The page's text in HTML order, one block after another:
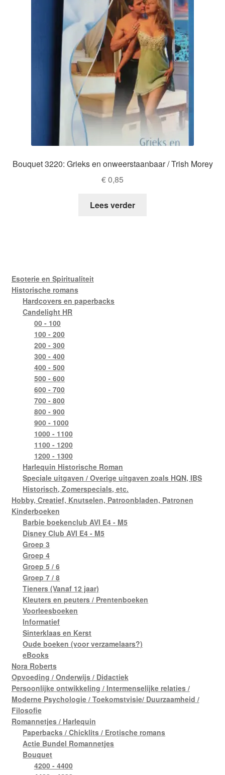
Bouquet 3220: Grieks en onweerstaanbaar / Trish Morey
€0,85
Lees verder
Esoterie en Spiritualiteit
Historische romans
Hardcovers en paperbacks
Candelight HR
00 - 100
100 - 200
200 - 300
300 - 400
400 - 500
500 - 600
600 - 700
700 - 800
800 - 900
900 - 1000
1000 - 1100
1100 - 1200
1200 - 1300
Harlequin Historische Roman
Speciale uitgaven / Overige uitgaven zoals HQN, IBS
Historisch, Zomerspecials, etc.
Hobby, Creatief, Knutselen, Patroonbladen, Patronen
Kinderboeken
Barbie boekenclub AVI E4 - M5
Disney Club AVI E4 - M5
Groep 3
Groep 4
Groep 5 / 6
Groep 7 / 8
Tieners (Vanaf 12 jaar)
Kleuters en peuters / Prentenboeken
Voorleesboeken
Informatief
Sinterklaas en Kerst
Oude boeken (voor verzamelaars?)
eBooks
Nora Roberts
Opvoeding / Onderwijs / Didactiek
Persoonlijke ontwikkeling / Intermenselijke relaties /
Moderne Psychologie / Toekomstvisie/ Duurzaamheid /
Filosofie
Romannetjes / Harlequin
Paperbacks / Chicklits / Erotische romans
Actie Bundel Romannetjes
Bouquet
4200 - 4400